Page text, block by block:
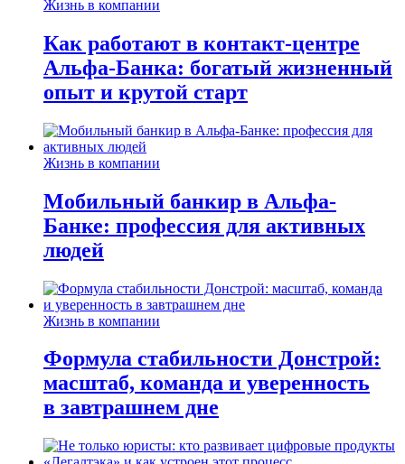
Жизнь в компании
Как работают в контакт-центре
Альфа-Банка: богатый жизненный
опыт и крутой старт
Жизнь в компании
Мобильный банкир в Альфа-
Банке: профессия для активных
людей
Жизнь в компании
Формула стабильности Донстрой:
масштаб, команда и уверенность
в завтрашнем дне